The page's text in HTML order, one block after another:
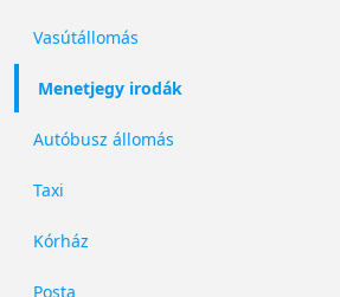
Vasútállomás
Menetjegy irodák
Autóbusz állomás
Taxi
Kórház
Posta